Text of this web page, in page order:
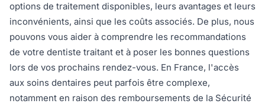
options de traitement disponibles, leurs avantages et leurs
inconvénients, ainsi que les coûts associés. De plus, nous
pouvons vous aider à comprendre les recommandations
de votre dentiste traitant et à poser les bonnes questions
lors de vos prochains rendez-vous. En France, l'accès
aux soins dentaires peut parfois être complexe,
notamment en raison des remboursements de la Sécurité